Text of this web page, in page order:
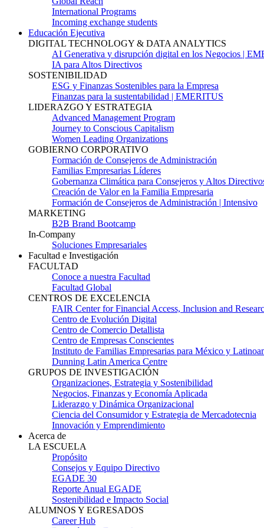
International Programs
Incoming exchange students
Educación Ejecutiva
DIGITAL TECHNOLOGY & DATA ANALYTICS
AI Generativa y disrupción digital en los Negocios |
IA para Altos Directivos
SOSTENIBILIDAD
ESG y Finanzas Sostenibles para la Empresa
Finanzas para la sustentabilidad | EMERITUS
LIDERAZGO Y ESTRATEGIA
Advanced Management Program
Journey to Conscious Capitalism
Women Leading Organizations
GOBIERNO CORPORATIVO
Formación de Consejeros de Administración
Familias Empresarias Líderes
Gobernanza Climática para Consejeros y Altos
Creación de Valor en la Familia Empresaria
Formación de Consejeros de Administración | Intensivo
MARKETING
B2B Brand Bootcamp
In-Company
Soluciones Empresariales
Facultad e Investigación
FACULTAD
Conoce a nuestra Facultad
Facultad Global
CENTROS DE EXCELENCIA
FAIR Center for Financial Access, Inclusion and
Centro de Evolución Digital
Centro de Comercio Detallista
Centro de Empresas Conscientes
Instituto de Familias Empresarias para México y
Dunning Latin America Centre
GRUPOS DE INVESTIGACIÓN
Organizaciones, Estrategia y Sostenibilidad
Negocios, Finanzas y Economía Aplicada
Liderazgo y Dinámica Organizacional
Ciencia del Consumidor y Estrategia de Mercadotecnia
Innovación y Emprendimiento
Acerca de
LA ESCUELA
Propósito
Consejos y Equipo Directivo
EGADE 30
Reporte Anual EGADE
Sostenibilidad e Impacto Social
ALUMNOS Y EGRESADOS
Career Hub